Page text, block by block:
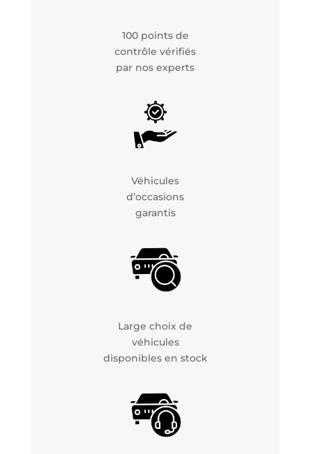
100 points de
contrôle vérifiés
par nos experts
Véhicules
d’occasions
garantis
Large choix de
véhicules
disponibles en stock